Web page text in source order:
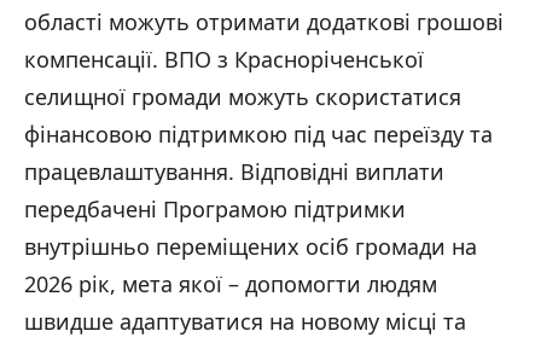
області можуть отримати додаткові грошові
компенсації. ВПО з Красноріченської
селищної громади можуть скористатися
фінансовою підтримкою під час переїзду та
працевлаштування. Відповідні виплати
передбачені Програмою підтримки
внутрішньо переміщених осіб громади на
2026 рік, мета якої – допомогти людям
швидше адаптуватися на новому місці та